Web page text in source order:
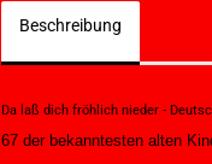
Beschreibung
Da laß dich fröhlich nieder -
67 der bekanntesten alten